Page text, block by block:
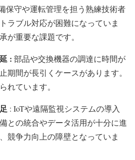
保守や運転管理を担う熟練技術者
ラブル対応が困難になっていま
が重要な課題です。
: 部品や交換機器の調達に時間が
期間が長引くケースがあります。
れています。
: IoTや遠隔監視システムの導入
との統合やデータ活用が十分に進
競争力向上の障壁となっていま